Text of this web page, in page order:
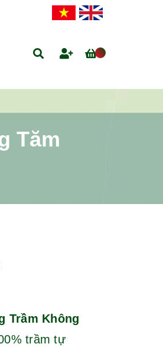
Tăm
Trầm Không
trầm tự